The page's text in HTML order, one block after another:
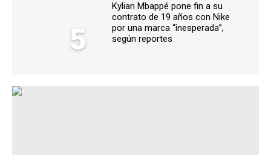
5
Kylian Mbappé pone fin a su
contrato de 19 años con Nike
por una marca “inesperada”,
según reportes